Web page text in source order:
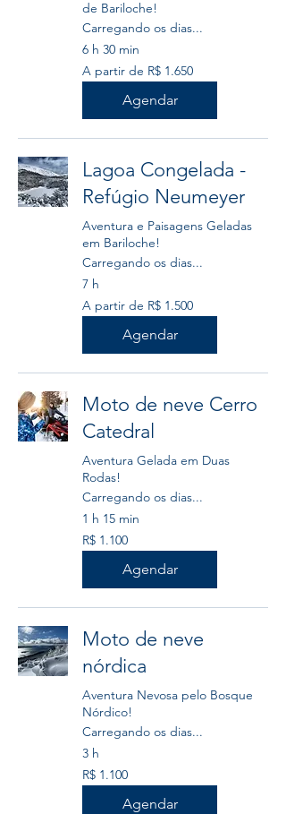
de Bariloche!
Carregando os dias...
6 h 30 min
A
partir
de
A partir de R$ 1.650
Agendar
Lagoa Congelada -
Refúgio Neumeyer
Aventura e Paisagens Geladas
em Bariloche!
Carregando os dias...
7 h
A
partir
de
A partir de R$ 1.500
Agendar
Moto de neve Cerro
Catedral
Aventura Gelada em Duas
Rodas!
Carregando os dias...
1 h 15 min
1.100
Reais
brasileiros
R$ 1.100
Agendar
Moto de neve
nórdica
Aventura Nevosa pelo Bosque
Nórdico!
Carregando os dias...
3 h
1.100
Reais
brasileiros
R$ 1.100
Agendar